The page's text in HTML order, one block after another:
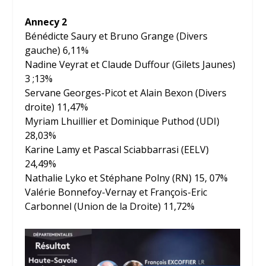
Annecy 2
Bénédicte Saury et Bruno Grange (Divers
gauche) 6,11%
Nadine Veyrat et Claude Duffour (Gilets Jaunes)
3 ;13%
Servane Georges-Picot et Alain Bexon (Divers
droite) 11,47%
Myriam Lhuillier et Dominique Puthod (UDI)
28,03%
Karine Lamy et Pascal Sciabbarrasi (EELV)
24,49%
Nathalie Lyko et Stéphane Polny (RN) 15, 07%
Valérie Bonnefoy-Vernay et François-Eric
Carbonnel (Union de la Droite) 11,72%